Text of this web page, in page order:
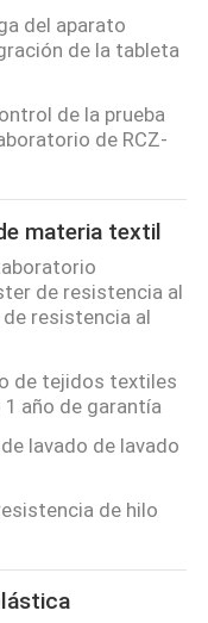
del aparato
de la tableta
de la prueba
de RCZ-
materia textil
de resistencia al
resistencia al
de tejidos textiles
año de garantía
lavado de lavado
de hilo